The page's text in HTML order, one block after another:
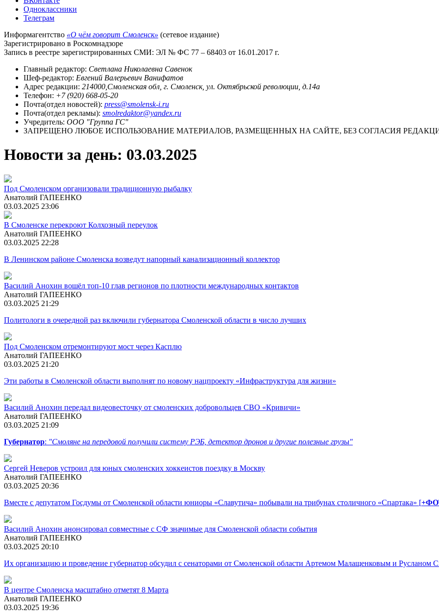
Одноклассники
Телеграм
Информагентство «О чём говорит Смоленск» (сетевое издание)
Зарегистрировано в Роскомнадзоре
Запись в реестре зарегистрированных СМИ: ЭЛ № ФС 77 – 68403 от 16.01.2017 г.
Главный редактор: Светлана Николаевна Савенок
Шеф-редактор: Евгений Валерьевич Ванифатов
Адрес редакции: 214000,Смоленская обл, г. Смоленск, ул. Октябрьской революции, д.14а
Телефон: +7 (920) 668-05-20
Почта(отдел новостей): press@smolensk-i.ru
Почта(отдел рекламы): smolredaktor@yandex.ru
Учредитель: ООО "Группа ГС"
ЗАПРЕЩЕНО ЛЮБОЕ ИСПОЛЬЗОВАНИЕ МАТЕРИАЛОВ, РАЗМЕЩЕННЫХ НА САЙТЕ, БЕЗ СОГЛАСИЯ
Новости за день: 03.03.2025
Под Смоленском организовали традиционную рыбалку
Анатолий ГАПЕЕНКО
03.03.2025 23:06
В Смоленске перекроют Колхозный переулок
Анатолий ГАПЕЕНКО
03.03.2025 22:28
В Ленинском районе Смоленска возведут напорный канализационный коллектор
Василий Анохин вошёл топ-10 глав регионов по плотности международных контактов
Анатолий ГАПЕЕНКО
03.03.2025 21:29
Политологи в очередной раз включили губернатора Смоленской области в число лучших
Под Смоленском отремонтируют мост через Касплю
Анатолий ГАПЕЕНКО
03.03.2025 21:20
Эти работы в Смоленской области выполнят по новому нацпроекту «Инфраструктура для жизни»
Василий Анохин передал видеовесточку от смоленских добровольцев СВО «Кривичи»
Анатолий ГАПЕЕНКО
03.03.2025 21:09
Губернатор: "Смоляне на передовой получили систему РЭБ, детектор дронов и другие полезные грузы"
Сергей Неверов устроил для юных смоленских хоккеистов поездку в Москву
Анатолий ГАПЕЕНКО
03.03.2025 20:36
Вместе с депутатом Госдумы от Смоленской области юниоры «Славутича» побывали на трибунах столичного «Спартака» [
Василий Анохин анонсировал совместные с СФ значимые для Смоленской области события
Анатолий ГАПЕЕНКО
03.03.2025 20:10
Их организацию и проведение губернатор обсудил с сенаторами от Смоленской области Артемом Малащенковым и Русланом
В центре Смоленска масштабно отметят 8 Марта
Анатолий ГАПЕЕНКО
03.03.2025 19:36